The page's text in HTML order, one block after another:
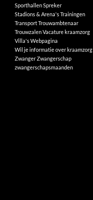
SporthallenSpreker
Stadions & Arena'sTrainingen
TransportTrouwambtenaar
TrouwzalenVacature kraamzorg
Villa'sWebpagina
Wil je informatie over kraamzorg
ZwangerZwangerschap
zwangerschapsmaanden